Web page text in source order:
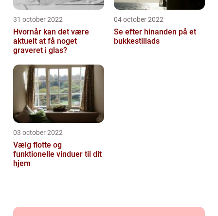
31 october 2022
Hvornår kan det være
aktuelt at få noget
graveret i glas?
04 october 2022
Se efter hinanden på et
bukkestillads
03 october 2022
Vælg flotte og
funktionelle vinduer til dit
hjem